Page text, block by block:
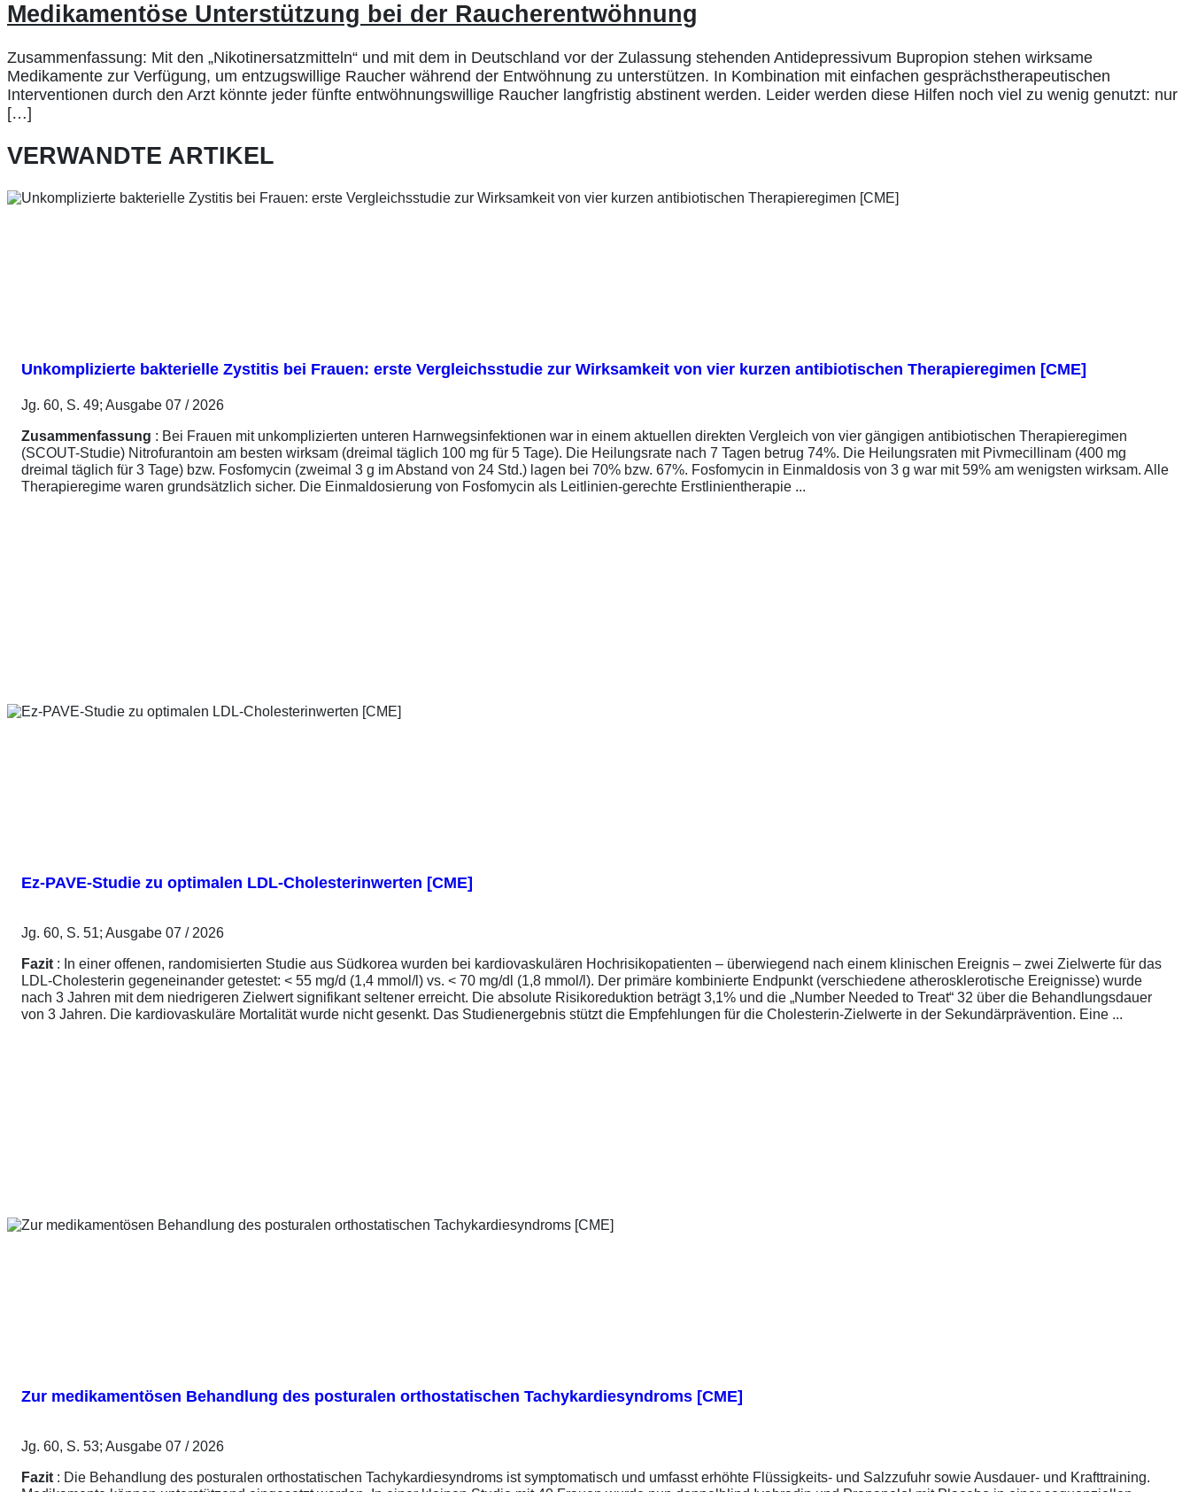
Medikamentöse Unterstützung bei der Raucherentwöhnung
Zusammenfassung: Mit den „Nikotinersatzmitteln“ und mit dem in Deutschland vor der Zulassung stehenden Antidepressivum Bupropion stehen wirksame
Medikamente zur Verfügung, um entzugswillige Raucher während der Entwöhnung zu unterstützen. In Kombination mit einfachen gesprächstherapeutischen
Interventionen durch den Arzt könnte jeder fünfte entwöhnungswillige Raucher langfristig abstinent werden. Leider werden diese Hilfen noch viel zu wenig genutzt: nur
[…]
VERWANDTE ARTIKEL
Unkomplizierte bakterielle Zystitis bei Frauen: erste Vergleichsstudie zur Wirksamkeit von vier kurzen antibiotischen Therapieregimen [CME]
Jg. 60, S. 49; Ausgabe 07 / 2026
Zusammenfassung : Bei Frauen mit unkomplizierten unteren Harnwegsinfektionen war in einem aktuellen direkten Vergleich von vier gängigen antibiotischen Therapieregimen
(SCOUT-Studie) Nitrofurantoin am besten wirksam (dreimal täglich 100 mg für 5 Tage). Die Heilungsrate nach 7 Tagen betrug 74%. Die Heilungsraten mit Pivmecillinam (400 mg
dreimal täglich für 3 Tage) bzw. Fosfomycin (zweimal 3 g im Abstand von 24 Std.) lagen bei 70% bzw. 67%. Fosfomycin in Einmaldosis von 3 g war mit 59% am wenigsten wirksam. Alle
Therapieregime waren grundsätzlich sicher. Die Einmaldosierung von Fosfomycin als Leitlinien-gerechte Erstlinientherapie ...
Ez-PAVE-Studie zu optimalen LDL-Cholesterinwerten [CME]
Jg. 60, S. 51; Ausgabe 07 / 2026
Fazit : In einer offenen, randomisierten Studie aus Südkorea wurden bei kardiovaskulären Hochrisikopatienten – überwiegend nach einem klinischen Ereignis – zwei Zielwerte für das
LDL-Cholesterin gegeneinander getestet: < 55 mg/d (1,4 mmol/l) vs. < 70 mg/dl (1,8 mmol/l). Der primäre kombinierte Endpunkt (verschiedene atherosklerotische Ereignisse) wurde
nach 3 Jahren mit dem niedrigeren Zielwert signifikant seltener erreicht. Die absolute Risikoreduktion beträgt 3,1% und die „Number Needed to Treat“ 32 über die Behandlungsdauer
von 3 Jahren. Die kardiovaskuläre Mortalität wurde nicht gesenkt. Das Studienergebnis stützt die Empfehlungen für die Cholesterin-Zielwerte in der Sekundärprävention. Eine ...
Zur medikamentösen Behandlung des posturalen orthostatischen Tachykardiesyndroms [CME]
Jg. 60, S. 53; Ausgabe 07 / 2026
Fazit : Die Behandlung des posturalen orthostatischen Tachykardiesyndroms ist symptomatisch und umfasst erhöhte Flüssigkeits- und Salzzufuhr sowie Ausdauer- und Krafttraining.